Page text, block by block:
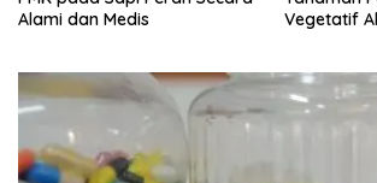
Alami dan Medis
Vegetatif